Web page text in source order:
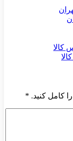
کامل کنید. *